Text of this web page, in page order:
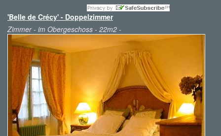
'Belle de Crécy' - Doppelzimmer
Zimmer - im Obergeschoss - 22m2 -